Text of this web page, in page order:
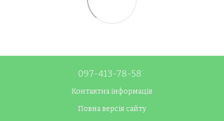
097-413-78-58
Контактна інформація
Повна версія сайту